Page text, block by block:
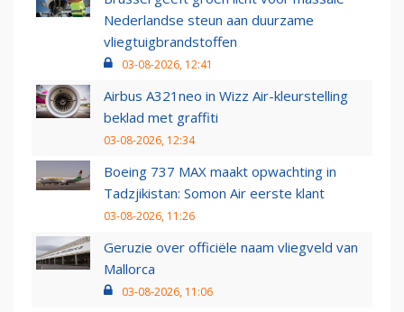
Nederlandse steun aan duurzame
vliegtuigbrandstoffen
03-08-2026, 12:41
Airbus A321neo in Wizz Air-kleurstelling
beklad met graffiti
03-08-2026, 12:34
Boeing 737 MAX maakt opwachting in
Tadzjikistan: Somon Air eerste klant
03-08-2026, 11:26
Geruzie over officiële naam vliegveld van
Mallorca
03-08-2026, 11:06